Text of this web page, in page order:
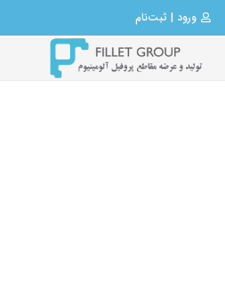
ورود | ثبت‌نام